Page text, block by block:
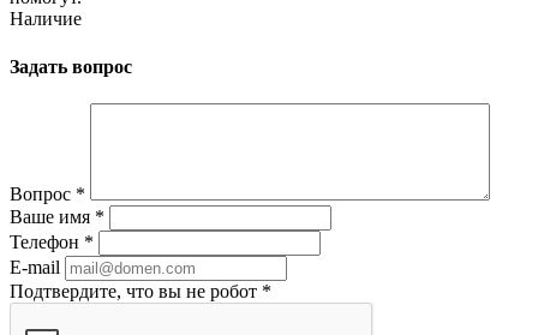
Наличие
Задать вопрос
Вопрос *
Ваше имя *
Телефон *
E-mail
Подтвердите, что вы не робот *